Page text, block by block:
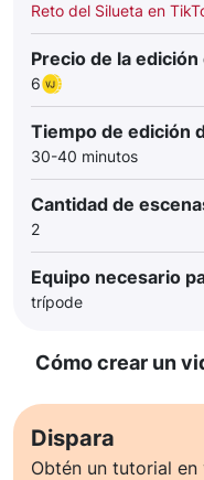
Reto del Silueta en
Precio de la
6
Tiempo de edición
30-40 minutos
Cantidad de
2
Equipo necesario
trípode
Cómo crear un
Dispara
Obtén un tutorial